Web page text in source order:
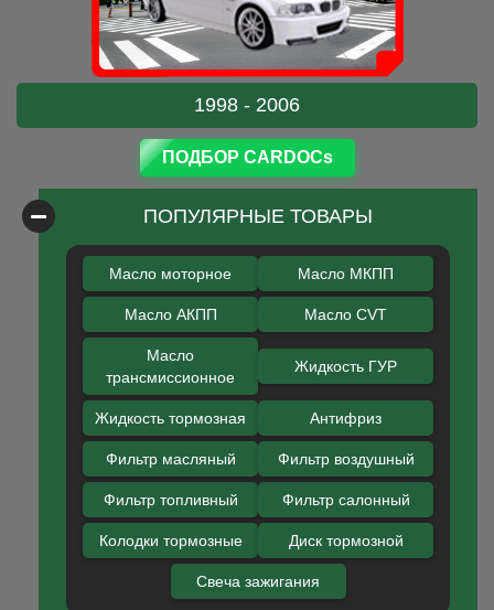
1998 - 2006
ПОДБОР CARDOCs
ПОПУЛЯРНЫЕ ТОВАРЫ
Масло моторное Масло МКПП
Масло АКПП Масло CVT
Масло
трансмиссионное
Жидкость ГУР
Жидкость тормозная Антифриз
Фильтр масляный Фильтр воздушный
Фильтр топливный Фильтр салонный
Колодки тормозные Диск тормозной
Свеча зажигания